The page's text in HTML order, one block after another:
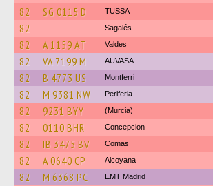
82 SG 0115 D TUSSA
82 Sagalés
82 A 1159 AT Valdes
82 VA 7199 M AUVASA
82 B 4773 US Montferri
82 M 9381 NW Periferia
82 9231 BYY (Murcia)
82 0110 BHR Concepcion
82 IB 3475 BV Comas
82 A 0640 CP Alcoyana
82 M 6368 PC EMT Madrid